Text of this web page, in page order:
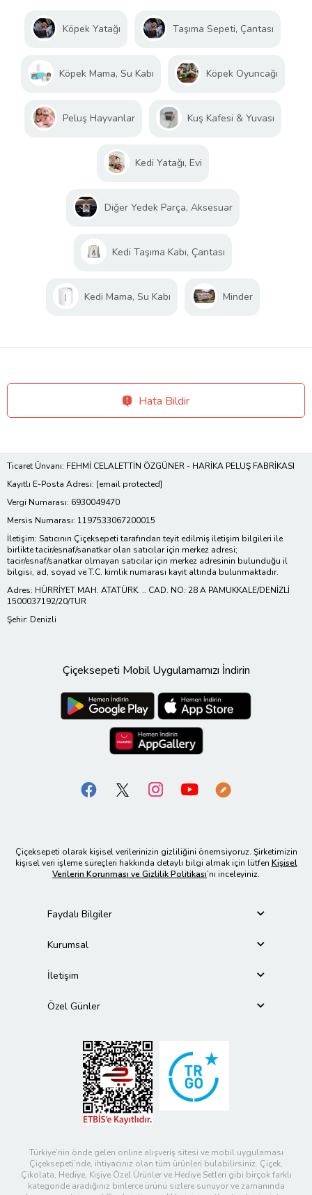
Köpek Yatağı Taşıma Sepeti, Çantası
Köpek Mama, Su Kabı Köpek Oyuncağı
Peluş Hayvanlar Kuş Kafesi & Yuvası
Kedi Yatağı, Evi
Diğer Yedek Parça, Aksesuar
Kedi Taşıma Kabı, Çantası
Kedi Mama, Su Kabı Minder
Hata Bildir
Ticaret Ünvanı: FEHMİ CELALETTİN ÖZGÜNER - HARİKA PELUŞ FABRİKASI
Kayıtlı E-Posta Adresi: [email protected]
Vergi Numarası: 6930049470
Mersis Numarası: 1197533067200015
İletişim: Satıcının Çiçeksepeti tarafından teyit edilmiş iletişim bilgileri ile
birlikte tacir/esnaf/sanatkar olan satıcılar için merkez adresi;
tacir/esnaf/sanatkar olmayan satıcılar için merkez adresinin bulunduğu il
bilgisi, ad, soyad ve T.C. kimlik numarası kayıt altında bulunmaktadır.
Adres: HÜRRİYET MAH. ATATÜRK. .. CAD. NO: 28 A PAMUKKALE/DENİZLİ
1500037192/20/TUR
Şehir: Denizli
Çiçeksepeti Mobil Uygulamamızı İndirin
Çiçeksepeti olarak kişisel verilerinizin gizliliğini önemsiyoruz. Şirketimizin
kişisel veri işleme süreçleri hakkında detaylı bilgi almak için lütfen Kişisel
Verilerin Korunması ve Gizlilik Politikası’nı inceleyiniz.
Faydalı Bilgiler
Kurumsal
İletişim
Özel Günler
Türkiye’nin önde gelen online alışveriş sitesi ve mobil uygulaması
Çiçeksepeti’nde, ihtiyacınız olan tüm ürünleri bulabilirsiniz. Çiçek,
Çikolata, Hediye, Kişiye Özel Ürünler ve Hediye Setleri gibi birçok farklı
kategoride aradığınız binlerce ürünü sizlere sunuyor ve zamanında